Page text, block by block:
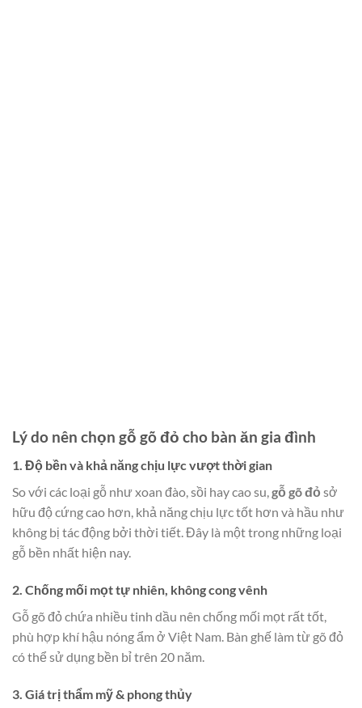
Lý do nên chọn gỗ gõ đỏ cho bàn ăn gia đình
1. Độ bền và khả năng chịu lực vượt thời gian
So với các loại gỗ như xoan đào, sồi hay cao su,gỗ gõ đỏ sở
hữu độ cứng cao hơn, khả năng chịu lực tốt hơn và hầu như
không bị tác động bởi thời tiết. Đây là một trong những loại
gỗ bền nhất hiện nay.
2. Chống mối mọt tự nhiên, không cong vênh
Gỗ gõ đỏ chứa nhiều tinh dầu nên chống mối mọt rất tốt,
phù hợp khí hậu nóng ẩm ở Việt Nam. Bàn ghế làm từ gõ đỏ
có thể sử dụng bền bỉ trên 20 năm.
3. Giá trị thẩm mỹ & phong thủy